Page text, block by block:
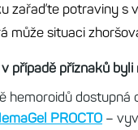
zařaďte potraviny s
může situaci
případě příznaků
hemoroidů dostupná
PROCTO –